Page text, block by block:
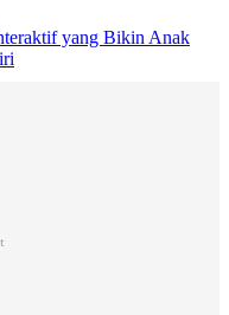
yang Bikin Anak